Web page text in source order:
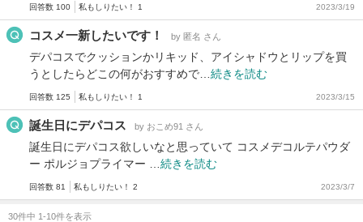
回答数 100 私もしりたい！ 1 2023/3/19
コスメ一新したいです！ by 匿名 さん
デパコスでクッションかリキッド、アイシャドウとリップを買
うとしたらどこの何がおすすめで… 続きを読む
回答数 125 私もしりたい！ 1 2023/3/15
誕生日にデパコス by おこめ91 さん
誕生日にデパコス欲しいなと思っていて コスメデコルテパウダ
ー ポルジョプライマー … 続きを読む
回答数 81 私もしりたい！ 2 2023/3/7
30件中 1-10件を表示